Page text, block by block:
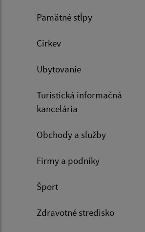
Pamätné stĺpy
Cirkev
Ubytovanie
Turistická informačná
kancelária
Obchody a služby
Firmy a podniky
Šport
Zdravotné stredisko